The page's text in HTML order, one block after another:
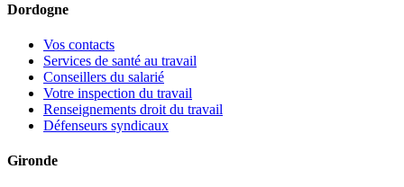
Dordogne
Vos contacts
Services de santé au travail
Conseillers du salarié
Votre inspection du travail
Renseignements droit du travail
Défenseurs syndicaux
Gironde